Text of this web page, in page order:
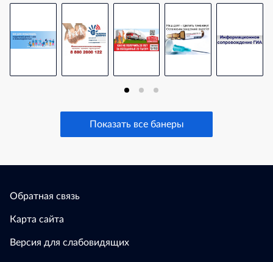
Показать все банеры
Обратная связь
Карта сайта
Версия для слабовидящих